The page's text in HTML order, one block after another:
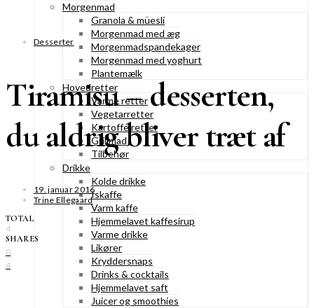
Morgenmad
Granola & müesli
Morgenmad med æg
Morgenmadspandekager
Morgenmad med yoghurt
Plantemælk
Hovedretter
Varme retter
Vegetarretter
Kartoffelretter
Grillmad
Tilbehør
Drikke
Kolde drikke
Iskaffe
Varm kaffe
Hjemmelavet kaffesirup
Varme drikke
Likører
Kryddersnaps
Drinks & cocktails
Hjemmelavet saft
Juicer og smoothies
Desserter
Tiramisu – desserten,
du aldrig bliver træt af
19. januar 2016
Trine Ellegaard
TOTAL
4
SHARES
0
4